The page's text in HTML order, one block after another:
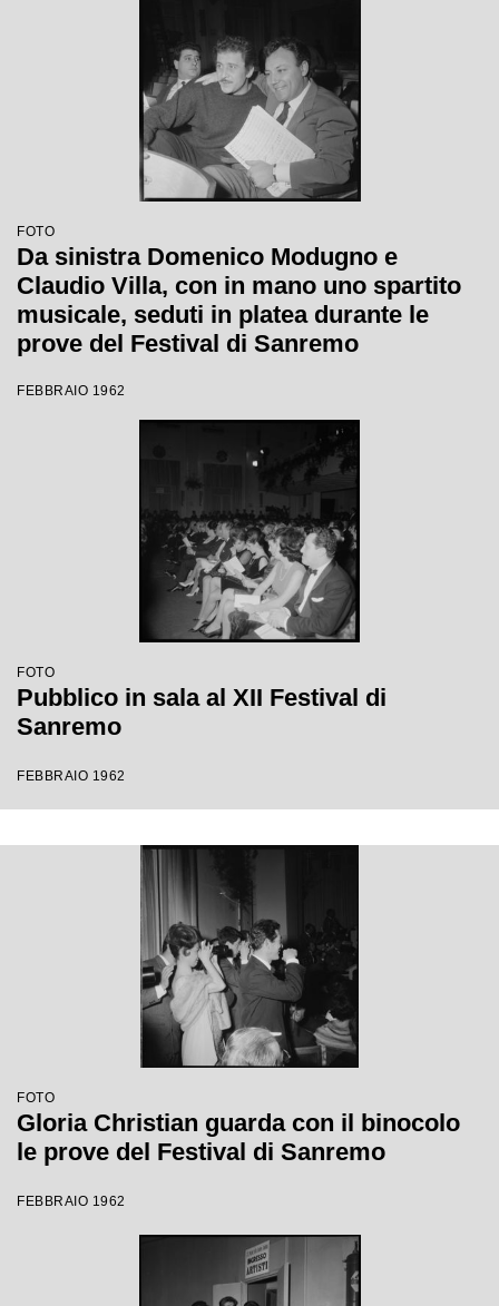
FOTO
Da sinistra Domenico Modugno e
Claudio Villa, con in mano uno spartito
musicale, seduti in platea durante le
prove del Festival di Sanremo
FEBBRAIO 1962
FOTO
Pubblico in sala al XII Festival di
Sanremo
FEBBRAIO 1962
FOTO
Gloria Christian guarda con il binocolo
le prove del Festival di Sanremo
FEBBRAIO 1962